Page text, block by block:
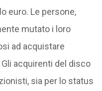
euro. Le persone,
mutato i loro
ad acquistare
acquirenti del disco
sia per lo status